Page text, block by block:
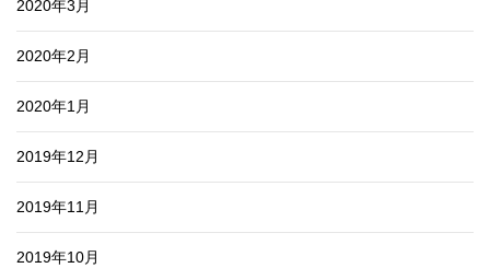
2020年3月
2020年2月
2020年1月
2019年12月
2019年11月
2019年10月